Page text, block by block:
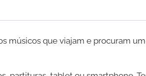
músicos que viajam e procuram